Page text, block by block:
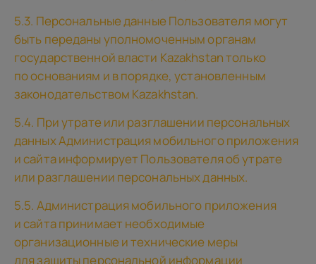
5.3. Персональные данные Пользователя могут
быть переданы уполномоченным органам
государственной власти Kazakhstan только
по основаниям и в порядке, установленным
законодательством Kazakhstan.
5.4. При утрате или разглашении персональных
данных Администрация мобильного приложения
и сайта информирует Пользователя об утрате
или разглашении персональных данных.
5.5. Администрация мобильного приложения
и сайта принимает необходимые
организационные и технические меры
для защиты персональной информации